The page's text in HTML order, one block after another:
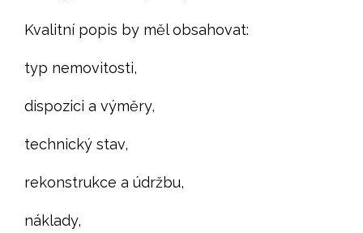
Kvalitní popis by měl obsahovat:
typ nemovitosti,
dispozici a výměry,
technický stav,
rekonstrukce a údržbu,
náklady,